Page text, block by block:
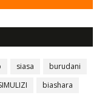
siasa
burudani
biashara